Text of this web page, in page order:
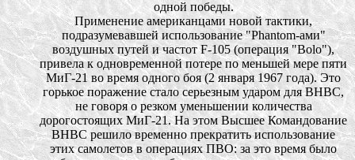
одной победы.
Применение американцами новой тактики,
подразумевавшей использование "Phantom-ами"
воздушных путей и частот F-105 (операция "Bolo"),
привела к одновременной потере по меньшей мере пяти
МиГ-21 во время одного боя (2 января 1967 года). Это
горькое поражение стало серьезным ударом для ВНВС,
не говоря о резком уменьшении количества
дорогостоящих МиГ-21. На этом Высшее Командование
ВНВС решило временно прекратить использование
этих самолетов в операциях ПВО: за это время было